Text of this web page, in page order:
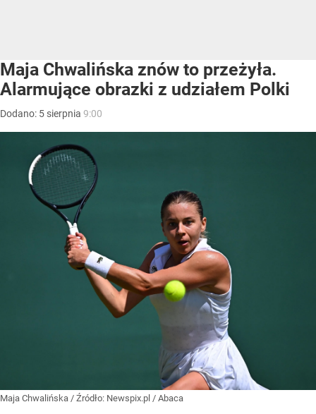
Maja Chwalińska znów to przeżyła.
Alarmujące obrazki z udziałem Polki
Dodano: 5 sierpnia 9:00
Maja Chwalińska / Źródło: Newspix.pl / Abaca